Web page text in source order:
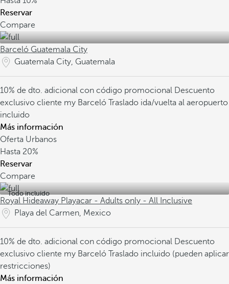
Reservar
Compare
Barceló Guatemala City
Guatemala City, Guatemala
10% de dto. adicional con código promocional Descuento
exclusivo cliente my Barceló Traslado ida/vuelta al aeropuerto
incluido
Más información
Oferta Urbanos
Hasta 20%
Reservar
Compare
Todo incluido
Royal Hideaway Playacar - Adults only - All Inclusive
Playa del Carmen, Mexico
10% de dto. adicional con código promocional Descuento
exclusivo cliente my Barceló Traslado incluido (pueden aplicar
restricciones)
Más información